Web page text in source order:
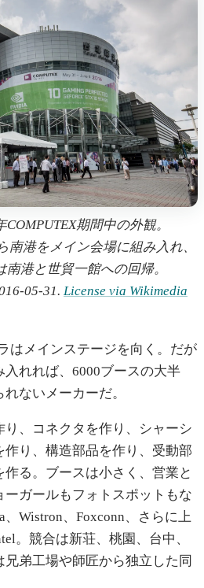
期間中の外観。
南港をメイン会場に組み入れ、
港と世貿一館への回帰。
05-31. License via Wikimedia
はメインステージを向く。だが
れれば、6000ブースの大半
ないメーカーだ。
、コネクタを作り、シャーシ
作り、構造部品を作り、受動部
る。ブースは小さく、営業と
ガールもフォトスポットもな
、Wistron、Foxconn、さらに上
。競合は新荘、桃園、台中、
弟工場や師匠から独立した同